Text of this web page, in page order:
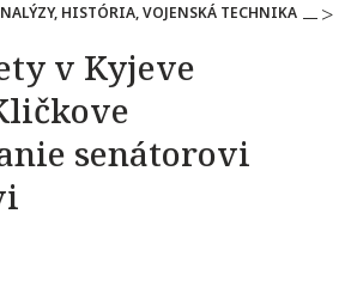
HISTÓRIA, VOJENSKÁ TECHNIKA